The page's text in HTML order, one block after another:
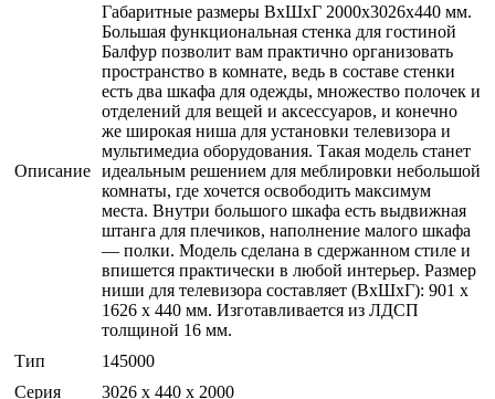
Описание
Габаритные размеры ВхШхГ 2000x3026x440 мм.
Большая функциональная стенка для гостиной
Балфур позволит вам практично организовать
пространство в комнате, ведь в составе стенки
есть два шкафа для одежды, множество полочек и
отделений для вещей и аксессуаров, и конечно
же широкая ниша для установки телевизора и
мультимедиа оборудования. Такая модель станет
идеальным решением для меблировки небольшой
комнаты, где хочется освободить максимум
места. Внутри большого шкафа есть выдвижная
штанга для плечиков, наполнение малого шкафа
— полки. Модель сделана в сдержанном стиле и
впишется практически в любой интерьер. Размер
ниши для телевизора составляет (ВхШхГ): 901 х
1626 х 440 мм. Изготавливается из ЛДСП
толщиной 16 мм.
Тип
145000
Серия
3026 x 440 x 2000